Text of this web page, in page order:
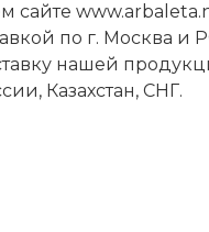
сайте
по г. Москва и
нашей
Казахстан, СНГ.